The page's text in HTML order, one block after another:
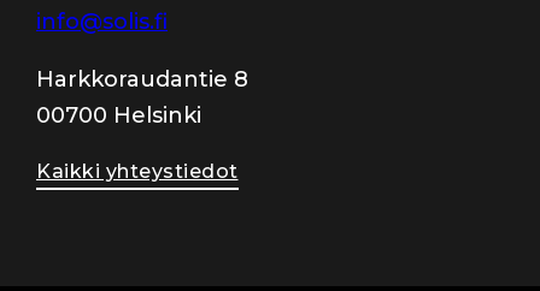
info@solis.fi
Harkkoraudantie 8
00700 Helsinki
Kaikki yhteystiedot